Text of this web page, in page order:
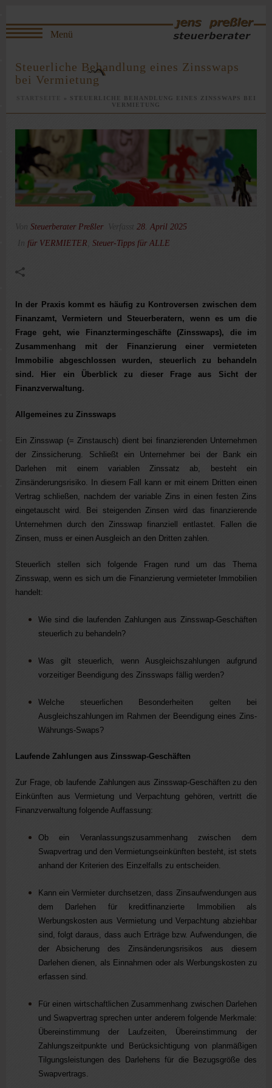
Steuerliche Behandlung eines Zinsswaps
bei Vermietung
»
STEUERLICHE BEHANDLUNG EINES ZINSSWAPS BEI
VERMIETUNG
Von Steuerberater Preßler Verfasst 28. April 2025
In für VERMIETER Steuer-Tipps für ALLE
In der Praxis kommt es häufig zu Kontroversen zwischen dem
Finanzamt, Vermietern und Steuerberatern, wenn es um die
Frage geht, wie Finanztermingeschäfte (Zinsswaps), die im
Zusammenhang mit der Finanzierung einer vermieteten
Immobilie abgeschlossen wurden, steuerlich zu behandeln
sind. Hier ein Überblick zu dieser Frage aus Sicht der
Finanzverwaltung.
Allgemeines zu Zinsswaps
Ein Zinsswap (= Zinstausch) dient bei finanzierenden Unternehmen
der Zinssicherung. Schließt ein Unternehmer bei der Bank ein
Darlehen mit einem variablen Zinssatz ab, besteht ein
Zinsänderungsrisiko. In diesem Fall kann er mit einem Dritten einen
Vertrag schließen, nachdem der variable Zins in einen festen Zins
eingetauscht wird. Bei steigenden Zinsen wird das finanzierende
Unternehmen durch den Zinsswap finanziell entlastet. Fallen die
Zinsen, muss er einen Ausgleich an den Dritten zahlen.
Steuerlich stellen sich folgende Fragen rund um das Thema
Zinsswap, wenn es sich um die Finanzierung vermieteter Immobilien
handelt:
Wie sind die laufenden Zahlungen aus Zinsswap-Geschäften
steuerlich zu behandeln?
Was gilt steuerlich, wenn Ausgleichszahlungen aufgrund
vorzeitiger Beendigung des Zinsswaps fällig werden?
Welche steuerlichen Besonderheiten gelten bei
Ausgleichszahlungen im Rahmen der Beendigung eines Zins-
Währungs-Swaps?
Laufende Zahlungen aus Zinsswap-Geschäften
Zur Frage, ob laufende Zahlungen aus Zinsswap-Geschäften zu den
Einkünften aus Vermietung und Verpachtung gehören, vertritt die
Finanzverwaltung folgende Auffassung:
Ob ein Veranlassungszusammenhang zwischen dem
Swapvertrag und den Vermietungseinkünften besteht, ist stets
anhand der Kriterien des Einzelfalls zu entscheiden.
Kann ein Vermieter durchsetzen, dass Zinsaufwendungen aus
dem Darlehen für kreditfinanzierte Immobilien als
Werbungskosten aus Vermietung und Verpachtung abziehbar
sind, folgt daraus, dass auch Erträge bzw. Aufwendungen, die
der Absicherung des Zinsänderungsrisikos aus diesem
Darlehen dienen, als Einnahmen oder als Werbungskosten zu
erfassen sind.
Für einen wirtschaftlichen Zusammenhang zwischen Darlehen
und Swapvertrag sprechen unter anderem folgende Merkmale:
Übereinstimmung der Laufzeiten, Übereinstimmung der
Zahlungszeitpunkte und Berücksichtigung von planmäßigen
Tilgungsleistungen des Darlehens für die Bezugsgröße des
Swapvertrags.